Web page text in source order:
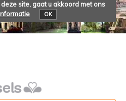
site, gaat u akkoord met ons
OK